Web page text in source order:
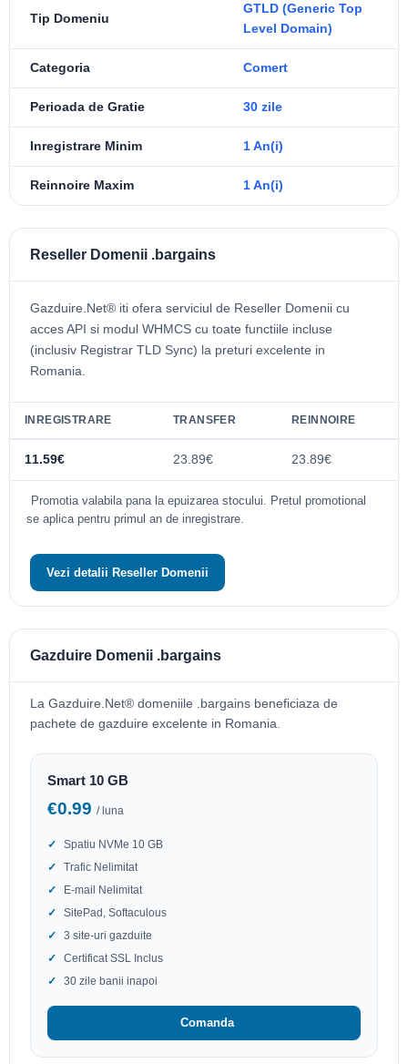
Tip Domeniu
GTLD (Generic Top
Level Domain)
Categoria Comert
Perioada de Gratie 30 zile
Inregistrare Minim 1 An(i)
Reinnoire Maxim 1 An(i)
Reseller Domenii .bargains
Gazduire.Net® iti ofera serviciul de Reseller Domenii cu
acces API si modul WHMCS cu toate functiile incluse
(inclusiv Registrar TLD Sync) la preturi excelente in
Romania.
INREGISTRARE TRANSFER REINNOIRE
11.59€ 23.89€ 23.89€
Promotia valabila pana la epuizarea stocului. Pretul promotional
se aplica pentru primul an de inregistrare.
Vezi detalii Reseller Domenii
Gazduire Domenii .bargains
La Gazduire.Net® domeniile .bargains beneficiaza de
pachete de gazduire excelente in Romania.
Smart 10 GB
€0.99 / luna
Spatiu NVMe 10 GB
Trafic Nelimitat
E-mail Nelimitat
SitePad, Softaculous
3 site-uri gazduite
Certificat SSL Inclus
30 zile banii inapoi
Comanda